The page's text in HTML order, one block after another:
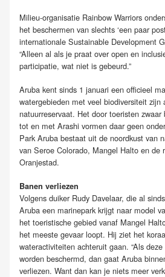
Milieu-organisatie Rainbow Warriors
het beschermen van slechts ‘een paar
internationale Sustainable Development
“Alleen al als je praat over open en
participatie, wat niet is gebeurd.”
Aruba kent sinds 1 januari een officieel
watergebieden met veel biodiversiteit zijn
natuurreservaat. Het door toeristen
tot en met Arashi vormen daar geen
Park Aruba bestaat uit de noordkust van
van Seroe Colorado, Mangel Halto en de
Oranjestad.
Banen verliezen
Volgens duiker Rudy Davelaar, die al
Aruba een marinepark krijgt naar model
het toeristische gebied vanaf Mangel
het meeste gevaar loopt. Hij ziet het
wateractiviteiten achteruit gaan. “Als
worden beschermd, dan gaat Aruba
verliezen. Want dan kan je niets meer